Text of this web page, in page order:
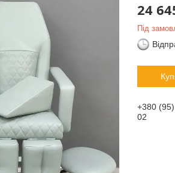
24
Під
+380
02